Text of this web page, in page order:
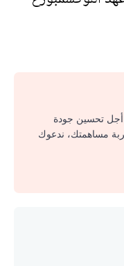
أجل تحسين جودة
مساهمتك، ندعوك